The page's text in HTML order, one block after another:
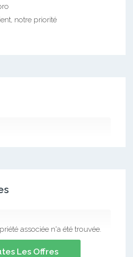
notre priorité
associée n'a été trouvée.
Les Offres